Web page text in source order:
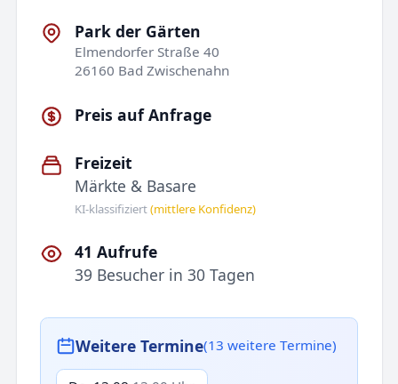
Park der Gärten
Elmendorfer Straße 40
26160 Bad Zwischenahn
Preis auf Anfrage
Freizeit
Märkte & Basare
KI-klassifiziert(mittlere Konfidenz)
41 Aufrufe
39 Besucher in 30 Tagen
Weitere Termine(13 weitere Termine)